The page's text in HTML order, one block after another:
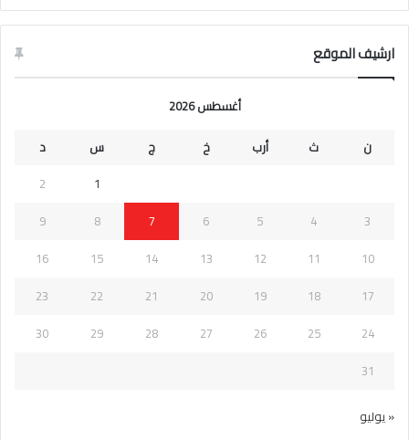
ارشيف الموقع
أغسطس 2026
ن
ث أرب خ ج س
د
1
2
3
4
5
6
7
8
9
10
11
12
13
14
15
16
17
18
19
20
21
22
23
24
25
26
27
28
29
30
31
« يوليو